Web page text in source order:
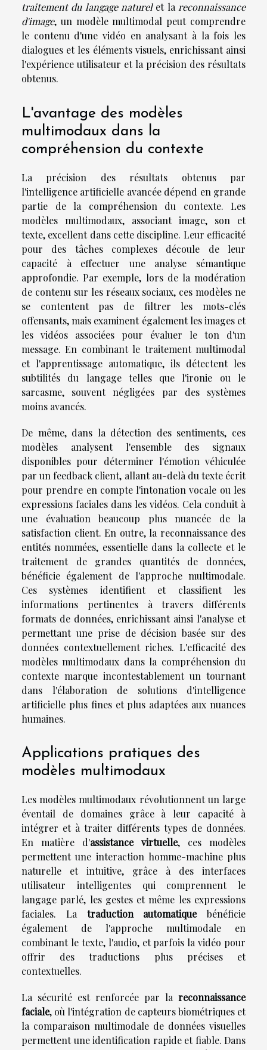
traitement du langage naturelet la reconnaissance
d'image, un modèle multimodal peut comprendre
le contenu d'une vidéo en analysant à la fois les
dialogues et les éléments visuels, enrichissant ainsi
l'expérience utilisateur et la précision des résultats
obtenus.
L'avantage des modèles
multimodaux dans la
compréhension du contexte
La précision des résultats obtenus par
l'intelligence artificielle avancée dépend en grande
partie de la compréhension du contexte. Les
modèles multimodaux, associant image, son et
texte, excellent dans cette discipline. Leur efficacité
pour des tâches complexes découle de leur
capacité à effectuer une analyse sémantique
approfondie. Par exemple, lors de la modération
de contenu sur les réseaux sociaux, ces modèles ne
se contentent pas de filtrer les mots-clés
offensants, mais examinent également les images et
les vidéos associées pour évaluer le ton d'un
message. En combinant le traitement multimodal
et l'apprentissage automatique, ils détectent les
subtilités du langage telles que l'ironie ou le
sarcasme, souvent négligées par des systèmes
moins avancés.
De même, dans la détection des sentiments, ces
modèles analysent l'ensemble des signaux
disponibles pour déterminer l'émotion véhiculée
par un feedback client, allant au-delà du texte écrit
pour prendre en compte l'intonation vocale ou les
expressions faciales dans les vidéos. Cela conduit à
une évaluation beaucoup plus nuancée de la
satisfaction client. En outre, la reconnaissance des
entités nommées, essentielle dans la collecte et le
traitement de grandes quantités de données,
bénéficie également de l'approche multimodale.
Ces systèmes identifient et classifient les
informations pertinentes à travers différents
formats de données, enrichissant ainsi l'analyse et
permettant une prise de décision basée sur des
données contextuellement riches. L'efficacité des
modèles multimodaux dans la compréhension du
contexte marque incontestablement un tournant
dans l'élaboration de solutions d'intelligence
artificielle plus fines et plus adaptées aux nuances
humaines.
Applications pratiques des
modèles multimodaux
Les modèles multimodaux révolutionnent un large
éventail de domaines grâce à leur capacité à
intégrer et à traiter différents types de données.
En matière d'assistance virtuelle, ces modèles
permettent une interaction homme-machine plus
naturelle et intuitive, grâce à des interfaces
utilisateur intelligentes qui comprennent le
langage parlé, les gestes et même les expressions
faciales. La traduction automatiquebénéficie
également de l'approche multimodale en
combinant le texte, l'audio, et parfois la vidéo pour
offrir des traductions plus précises et
contextuelles.
La sécurité est renforcée par la reconnaissance
faciale, où l'intégration de capteurs biométriques et
la comparaison multimodale de données visuelles
permettent une identification rapide et fiable. Dans